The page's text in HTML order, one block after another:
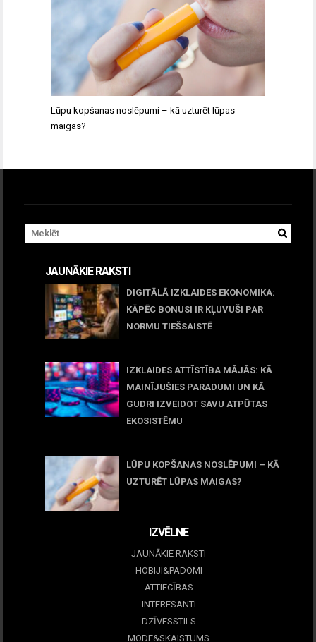
Lūpu kopšanas noslēpumi – kā uzturēt lūpas
maigas?
JAUNĀKIE RAKSTI
DIGITĀLĀ IZKLAIDES EKONOMIKA:
KĀPĒC BONUSI IR KĻUVUŠI PAR
NORMU TIEŠSAISTĒ
IZKLAIDES ATTĪSTĪBA MĀJĀS: KĀ
MAINĪJUŠIES PARADUMI UN KĀ
GUDRI IZVEIDOT SAVU ATPŪTAS
EKOSISTĒMU
LŪPU KOPŠANAS NOSLĒPUMI – KĀ
UZTURĒT LŪPAS MAIGAS?
IZVĒLNE
JAUNĀKIE RAKSTI
HOBIJI&PADOMI
ATTIECĪBAS
INTERESANTI
DZĪVESSTILS
MODE&SKAISTUMS